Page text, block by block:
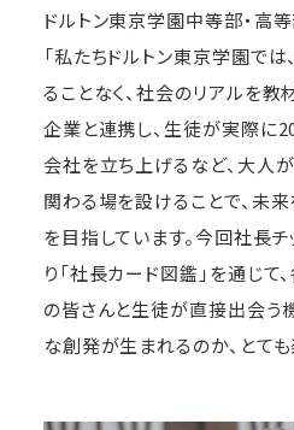
ドルトン東京学園中等部・
「私たちドルトン東京学園で
ることなく、社会のリアルを教
企業と連携し、生徒が実際に
会社を立ち上げるなど、大人
関わる場を設けることで、未
を目指しています。今回社長チ
り「社長カード図鑑」を通じ
の皆さんと生徒が直接出会う
な創発が生まれるのか、とても